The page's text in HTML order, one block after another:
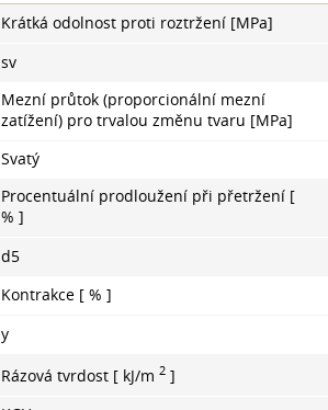
Krátká odolnost proti roztržení [MPa]
sv
Mezní průtok (proporcionální mezní
zatížení) pro trvalou změnu tvaru [MPa]
Svatý
Procentuální prodloužení při přetržení [
% ]
d5
Kontrakce [ % ]
y
Rázová tvrdost [ kJ/m 2 ]